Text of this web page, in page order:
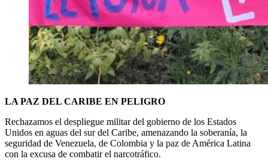
LA PAZ DEL CARIBE EN PELIGRO
Rechazamos el despliegue militar del gobierno de los Estados
Unidos en aguas del sur del Caribe, amenazando la soberanía, la
seguridad de Venezuela, de Colombia y la paz de América Latina
con la excusa de combatir el narcotráfico.